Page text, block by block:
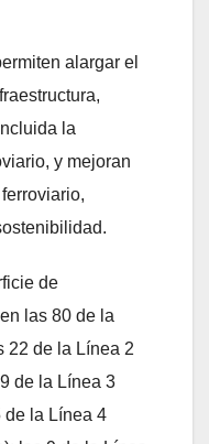
alargar el
la
y mejoran
de
las 80 de la
22 de la Línea 2
de la Línea 3
de la Línea 4